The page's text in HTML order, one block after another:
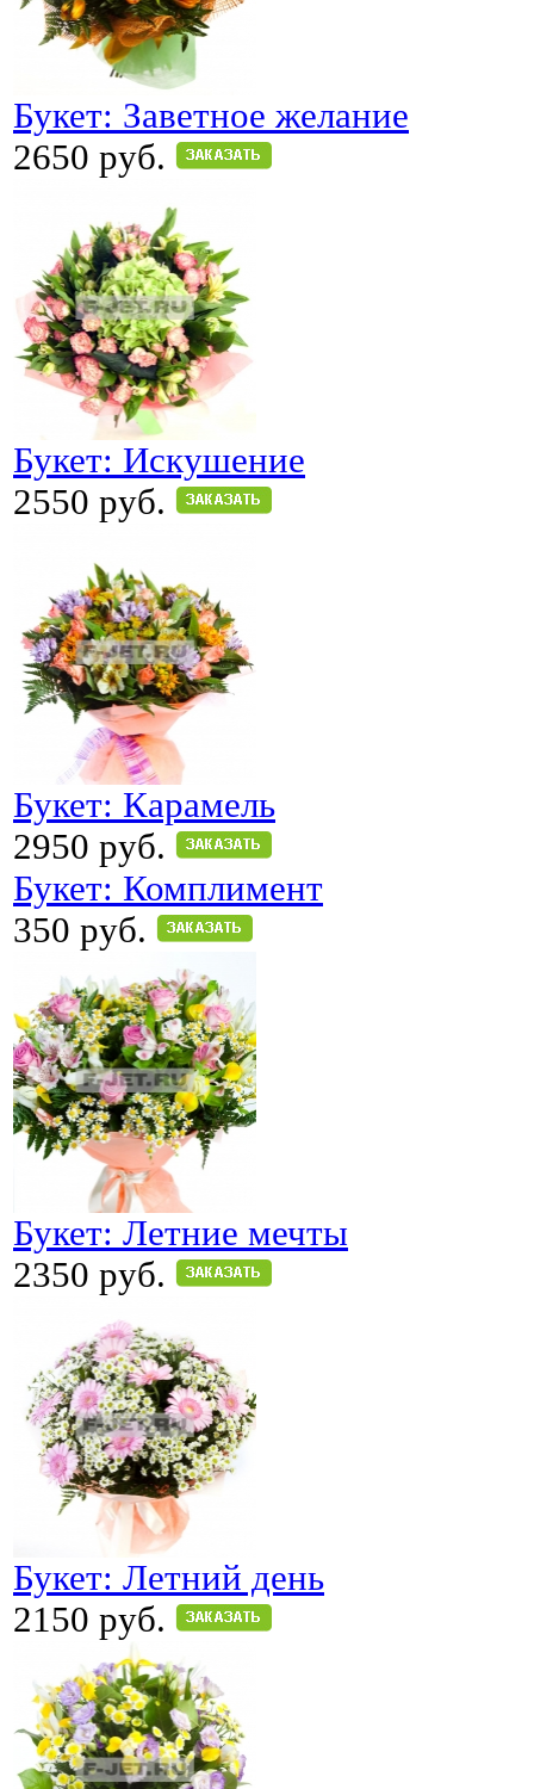
Букет: Заветное желание
2650 руб.
Букет: Искушение
2550 руб.
Букет: Карамель
2950 руб.
Букет: Комплимент
350 руб.
Букет: Летние мечты
2350 руб.
Букет: Летний день
2150 руб.